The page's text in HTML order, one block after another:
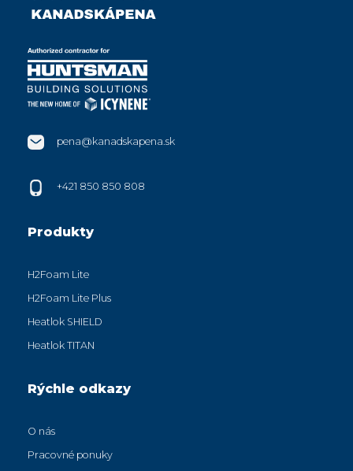
pena@kanadskapena.sk
+421 850 850 808
Produkty
H2Foam Lite
H2Foam Lite Plus
Heatlok SHIELD
Heatlok TITAN
Rýchle odkazy
O nás
Pracovné ponuky